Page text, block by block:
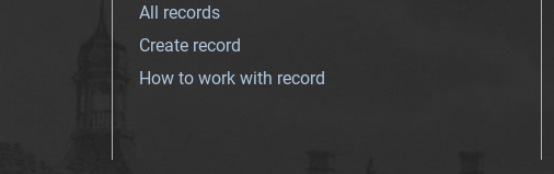
All records
Create record
How to work with record